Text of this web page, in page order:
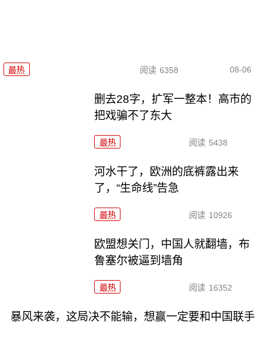
最热 阅读 6358 08-06
删去28字，扩军一整本！高市的
把戏骗不了东大
最热 阅读 5438
河水干了，欧洲的底裤露出来
了，“生命线”告急
最热 阅读 10926
欧盟想关门，中国人就翻墙，布
鲁塞尔被逼到墙角
最热 阅读 16352
暴风来袭，这局决不能输，想赢一定要和中国联手